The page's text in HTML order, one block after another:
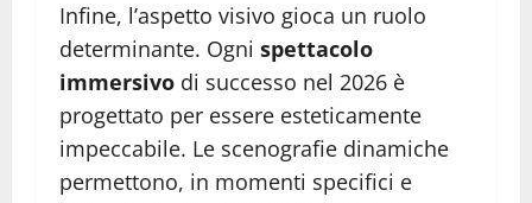
Infine, l’aspetto visivo gioca un ruolo
determinante. Ogni spettacolo
immersivo di successo nel 2026 è
progettato per essere esteticamente
impeccabile. Le scenografie dinamiche
permettono, in momenti specifici e